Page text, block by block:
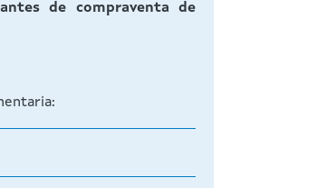
de compraventa de